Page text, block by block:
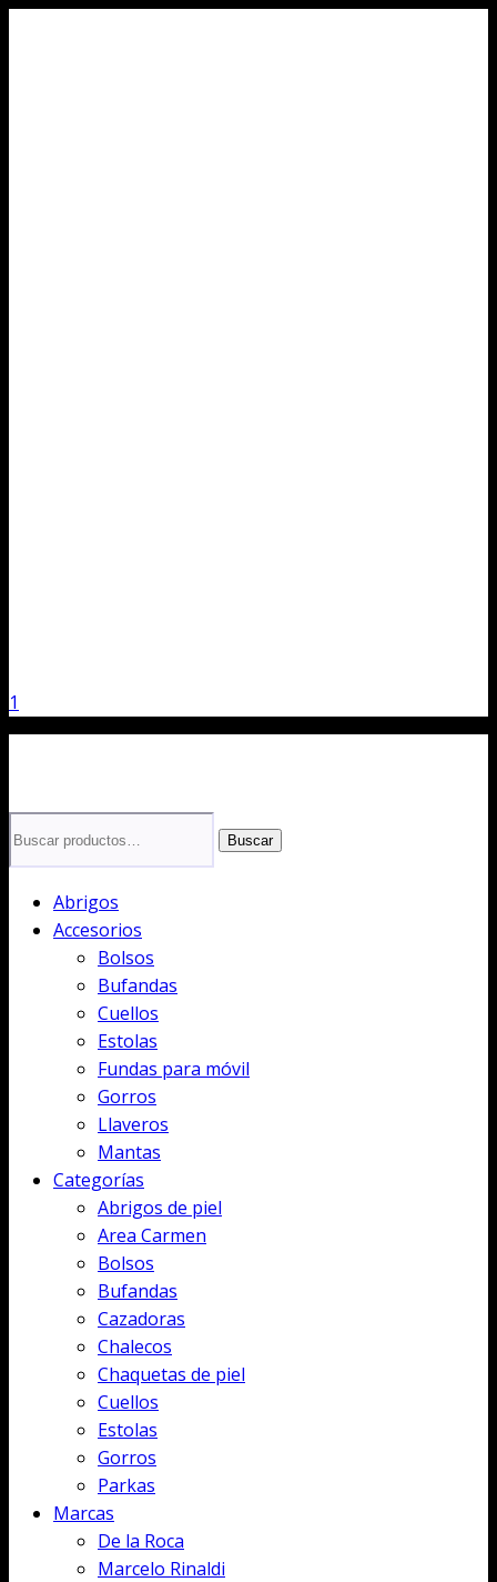
1
por:
Buscar
Abrigos
Accesorios
Bolsos
Bufandas
Cuellos
Estolas
Fundas para móvil
Gorros
Llaveros
Mantas
Categorías
Abrigos de piel
Area Carmen
Bolsos
Bufandas
Cazadoras
Chalecos
Chaquetas de piel
Cuellos
Estolas
Gorros
Parkas
Marcas
De la Roca
Marcelo Rinaldi